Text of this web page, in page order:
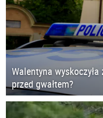
Walentyna
przed gwałtem?